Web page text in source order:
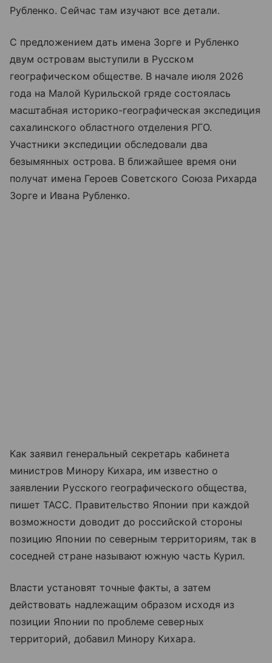
Рубленко. Сейчас там изучают все детали.
С предложением дать имена Зорге и Рубленко
двум островам выступили в Русском
географическом обществе. В начале июля 2026
года на Малой Курильской гряде состоялась
масштабная историко-географическая экспедиция
сахалинского областного отделения РГО.
Участники экспедиции обследовали два
безымянных острова. В ближайшее время они
получат имена Героев Советского Союза Рихарда
Зорге и Ивана Рубленко.
Как заявил генеральный секретарь кабинета
министров Минору Кихара, им известно о
заявлении Русского географического общества,
пишет ТАСС. Правительство Японии при каждой
возможности доводит до российской стороны
позицию Японии по северным территориям, так в
соседней стране называют южную часть Курил.
Власти установят точные факты, а затем
действовать надлежащим образом исходя из
позиции Японии по проблеме северных
территорий, добавил Минору Кихара.